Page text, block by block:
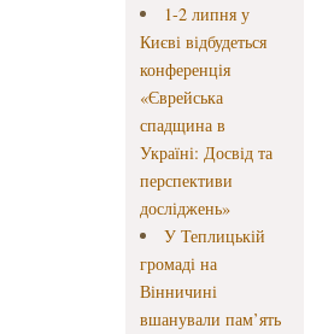
1-2 липня у
Києві відбудеться
конференція
«Єврейська
спадщина в
Україні: Досвід та
перспективи
досліджень»
У Теплицькій
громаді на
Вінничині
вшанували пам’ять